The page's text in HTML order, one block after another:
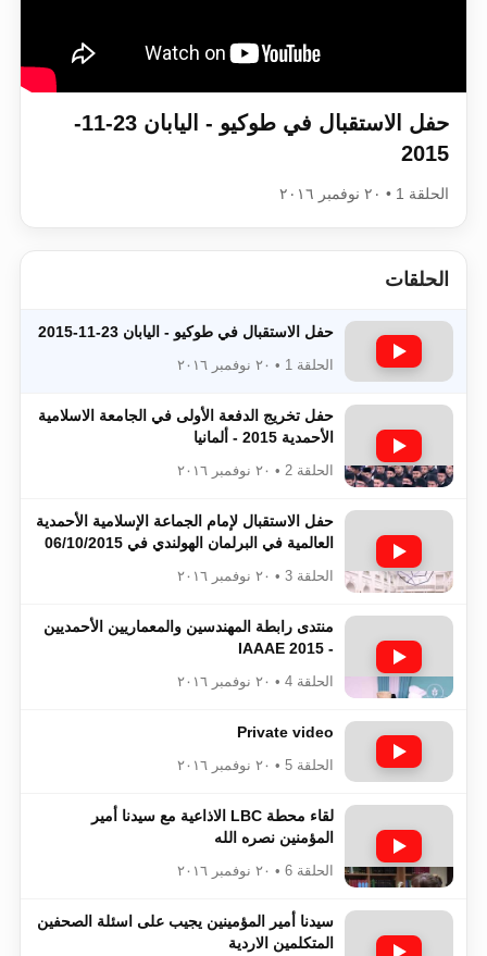
اقرأ هذا الكتاب وتعرّف على حقيقة
حفل الاستقبال في طوكيو - اليابان 23-11-
2015
الحلقة 1 • ٢٠ نوفمبر ٢٠١٦
الحلقات
حفل الاستقبال في طوكيو - اليابان 23-11-2015
الحلقة 1 • ٢٠ نوفمبر ٢٠١٦
حفل تخريج الدفعة الأولى في الجامعة الاسلامية
الأحمدية 2015 - ألمانيا
الحلقة 2 • ٢٠ نوفمبر ٢٠١٦
حفل الاستقبال لإمام الجماعة الإسلامية الأحمدية
العالمية في البرلمان الهولندي في 06/10/2015
الحلقة 3 • ٢٠ نوفمبر ٢٠١٦
منتدى رابطة المهندسين والمعماريين الأحمديين
- IAAAE 2015
الحلقة 4 • ٢٠ نوفمبر ٢٠١٦
Private video
الحلقة 5 • ٢٠ نوفمبر ٢٠١٦
لقاء محطة LBC الاذاعية مع سيدنا أمير
المؤمنين نصره الله
الحلقة 6 • ٢٠ نوفمبر ٢٠١٦
سيدنا أمير المؤمينين يجيب على اسئلة الصحفين
المتكلمين الاردية